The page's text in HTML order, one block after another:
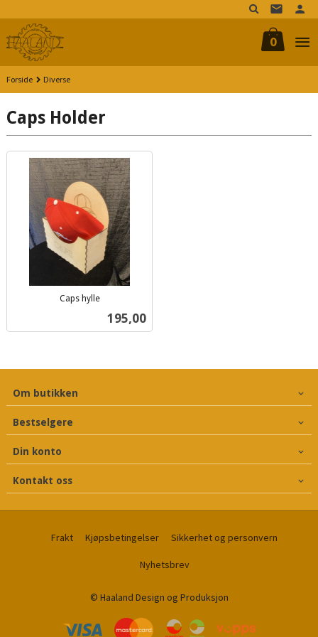
til
innholdet
0
Forside Diverse
Caps Holder
Caps hylle
Pris
195,00
Om butikken
Bestselgere
Din konto
Kontakt oss
Frakt Kjøpsbetingelser Sikkerhet og personvern
Nyhetsbrev
© Haaland Design og Produksjon